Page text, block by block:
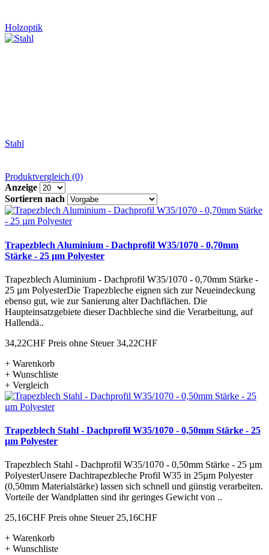
Holzoptik
Stahl
Produktvergleich (0)
Anzeige
Sortieren nach
Trapezblech Aluminium - Dachprofil W35/1070 - 0,70mm
Stärke - 25 µm Polyester
Trapezblech Aluminium - Dachprofil W35/1070 - 0,70mm Stärke -
25 µm PolyesterDie Trapezbleche eignen sich zur Neueindeckung
ebenso gut, wie zur Sanierung alter Dachflächen. Die
Haupteinsatzgebiete dieser Dachbleche sind die Verarbeitung, auf
Hallendä..
34,22CHF Preis ohne Steuer 34,22CHF
+ Warenkorb
+ Wunschliste
+ Vergleich
Trapezblech Stahl - Dachprofil W35/1070 - 0,50mm Stärke - 25
µm Polyester
Trapezblech Stahl - Dachprofil W35/1070 - 0,50mm Stärke - 25 µm
PolyesterUnsere Dachtrapezbleche Profil W35 in 25µm Polyester
(0,50mm Materialstärke) lassen sich schnell und günstig verarbeiten.
Vorteile der Wandplatten sind ihr geringes Gewicht von ..
25,16CHF Preis ohne Steuer 25,16CHF
+ Warenkorb
+ Wunschliste